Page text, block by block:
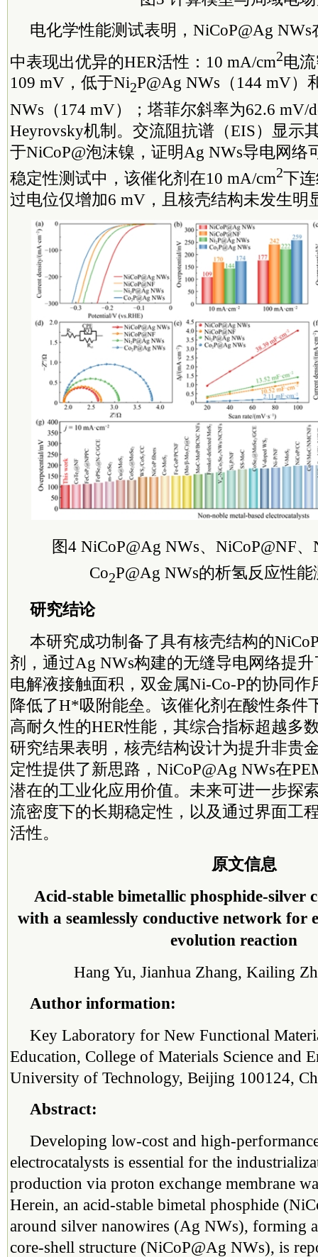
电化学性能测试表明，NiCoP@Ag NWs
中表现出优异的HER活性：10 mA/cm2电
109 mV，低于Ni2P@Ag NWs（144 mV）
NWs（174 mV）；塔菲尔斜率为62.6 mV/
Heyrovsky机制。交流阻抗谱（EIS）显示
于NiCoP@泡沫镍，证明Ag NWs导电网络
稳定性测试中，该催化剂在10 mA/cm2下
过电位仅增加6 mV，且核壳结构未发生明
图4 NiCoP@Ag NWs、NiCoP@NF
Co2P@Ag NWs的析氢反应性
研究结论
本研究成功制备了具有核壳结构的
剂，通过Ag NWs构建的无缝导电网络提
电解液接触面积，双金属Ni-Co-P的协同
降低了H*吸附能垒。该催化剂在酸性条件
高耐久性的HER性能，其综合指标超越多
研究结果表明，核壳结构设计为提升非贵
定性提供了新思路，NiCoP@Ag NWs在
潜在的工业化应用价值。未来可进一步探
流密度下的长期稳定性，以及通过界面工
活性。
原文信息
Acid-stable bimetallic phosphide-silver
with a seamlessly conductive network for
evolution reaction
Hang Yu, Jianhua Zhang, Kailing
Author information:
Key Laboratory for New Functional
Education, College of Materials Science and
University of Technology, Beijing 100124,
Abstract:
Developing low-cost and high-
electrocatalysts is essential for the
production via proton exchange membrane
Herein, an acid-stable bimetal phosphide
around silver nanowires (Ag NWs), forming
core-shell structure (NiCoP@Ag NWs), is